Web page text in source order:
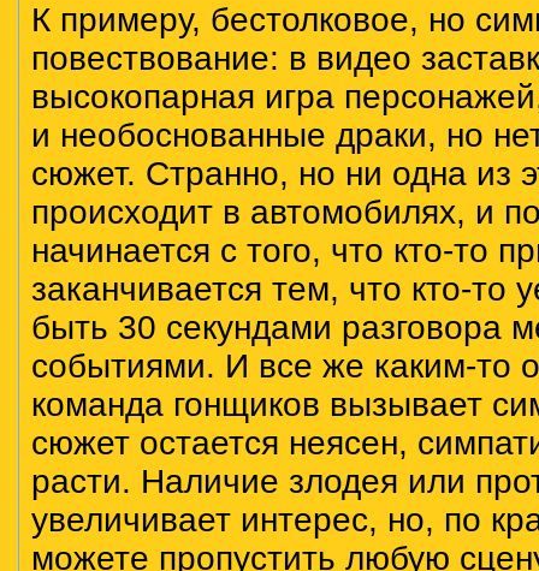
К примеру, бестолковое, но
повествование: в видео
высокопарная игра
и необоснованные драки, но
сюжет. Странно, но ни одна из
происходит в автомобилях, и
начинается с того, что кто-то
заканчивается тем, что кто-то
быть 30 секундами разговора
событиями. И все же каким-то
команда гонщиков вызывает
сюжет остается неясен,
расти. Наличие злодея или
увеличивает интерес, но, по
можете пропустить любую